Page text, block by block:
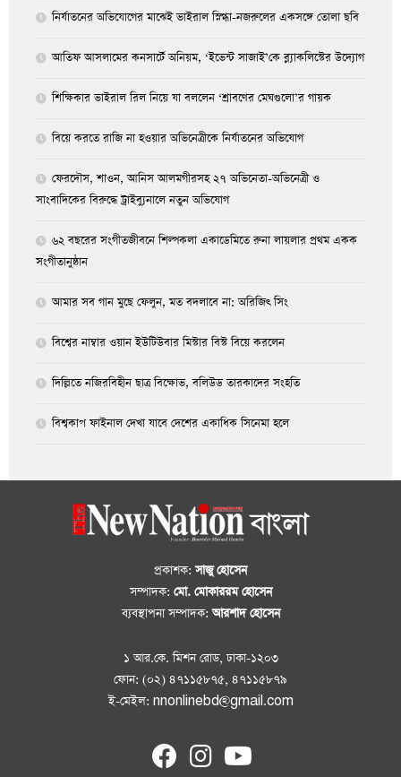
নির্যাতনের অভিযোগের মাঝেই ভাইরাল স্নিগ্ধা-নজরুলের একসঙ্গে তোলা ছবি
আতিফ আসলামের কনসার্টে অনিয়ম, ‘ইভেন্ট সাজাই’কে ব্ল্যাকলিস্টের উদ্যোগ
শিক্ষিকার ভাইরাল রিল নিয়ে যা বললেন ‘শ্রাবণের মেঘগুলো’র গায়ক
বিয়ে করতে রাজি না হওয়ার অভিনেত্রীকে নির্যাতনের অভিযোগ
ফেরদৌস, শাওন, আনিস আলমগীরসহ ২৭ অভিনেতা-অভিনেত্রী ও
সাংবাদিকের বিরুদ্ধে ট্রাইব্যুনালে নতুন অভিযোগ
৬২ বছরের সংগীতজীবনে শিল্পকলা একাডেমিতে রুনা লায়লার প্রথম একক
সংগীতানুষ্ঠান
আমার সব গান মুছে ফেলুন, মত বদলাবে না: অরিজিৎ সিং
বিশ্বের নাম্বার ওয়ান ইউটিউবার মিস্টার বিস্ট বিয়ে করলেন
দিল্লিতে নজিরবিহীন ছাত্র বিক্ষোভ, বলিউড তারকাদের সংহতি
বিশ্বকাপ ফাইনাল দেখা যাবে দেশের একাধিক সিনেমা হলে
প্রকাশক:সাজু হোসেন
সম্পাদক: মো. মোকাররম হোসেন
ব্যবস্থাপনা সম্পাদক:আরশাদ হোসেন
১ আর.কে. মিশন রোড, ঢাকা-১২০৩
ফোন: (০২) ৪৭১১৫৮৭৫, ৪৭১১৫৮৭৯
ই-মেইল: nnonlinebd@gmail.com
fab
fa-
fab
fa-
fab
fa-